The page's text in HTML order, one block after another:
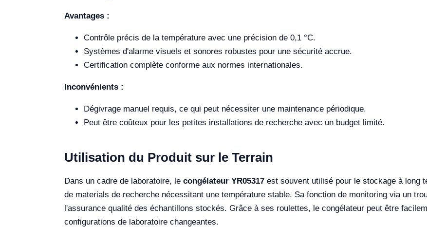
Avantages :
Contrôle précis de la température avec une précision de 0,1 °C.
Systèmes d'alarme visuels et sonores robustes pour une sécurité accrue.
Certification complète conforme aux normes internationales.
Inconvénients :
Dégivrage manuel requis, ce qui peut nécessiter une maintenance périodique.
Peut être coûteux pour les petites installations de recherche avec un budget limité.
Utilisation du Produit sur le Terrain
Dans un cadre de laboratoire, le congélateur YR05317 est souvent utilisé pour le stockage à long
de materials de recherche nécessitant une température stable. Sa fonction de monitoring via un
l'assurance qualité des échantillons stockés. Grâce à ses roulettes, le congélateur peut être
configurations de laboratoire changeantes.